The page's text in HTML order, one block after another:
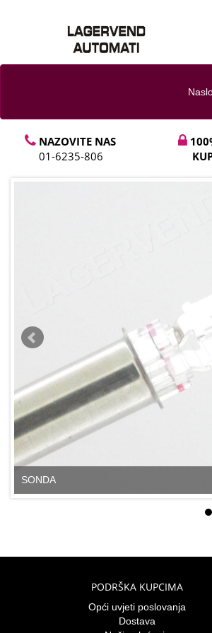
NAZOVITE NAS
01-6235-806
SONDA
PODRŠKA KUPCIMA
Opći uvjeti poslovanja
Dostava